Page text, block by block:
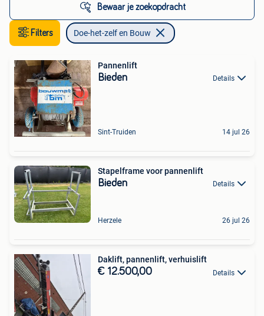
Bewaar je zoekopdracht
Filters Doe-het-zelf en Bouw
Pannenlift
Bieden Details
Sint-Truiden 14 jul 26
Stapelframe voor pannenlift
Bieden Details
Herzele 26 jul 26
Daklift, pannenlift, verhuislift
€ 12.500,00 Details